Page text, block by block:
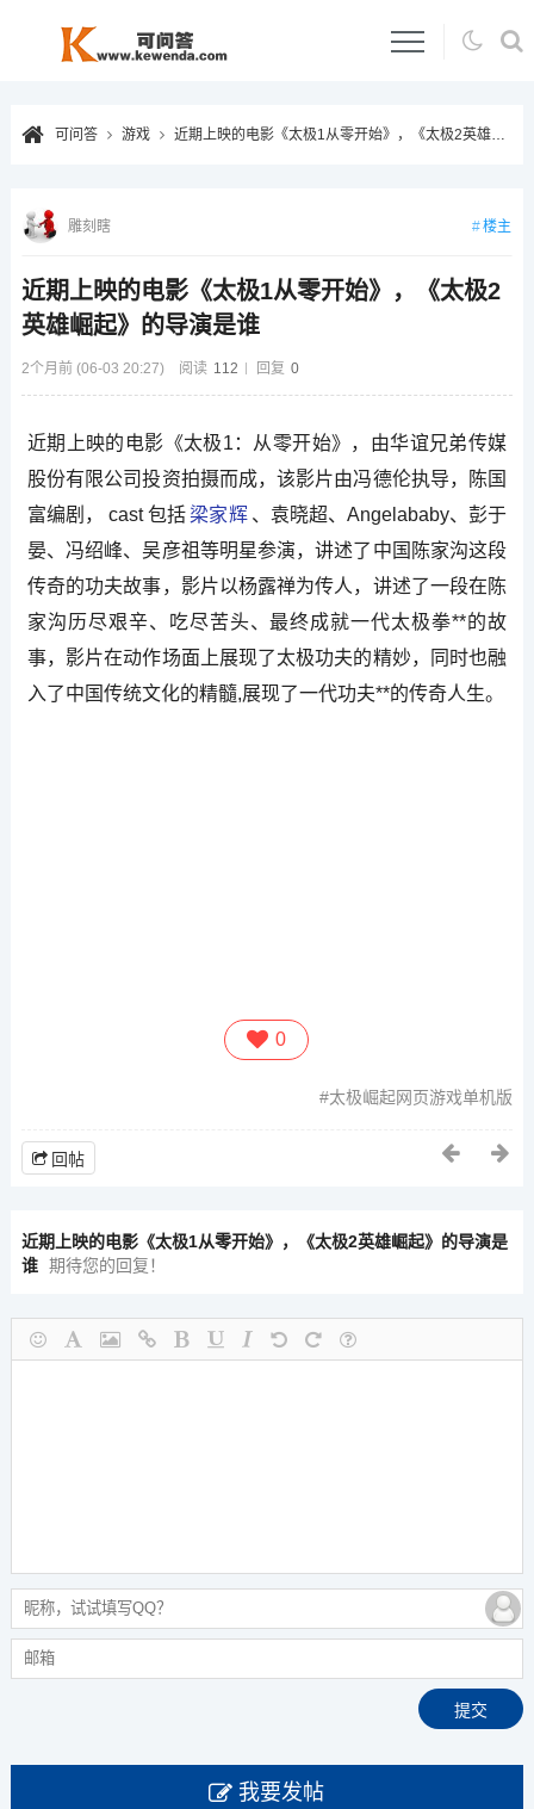
可问答 游戏 近期上映的电影《太极1从零开始》，《太极2英雄崛起》的导演是谁
近期上映的电影《太极1从零开始》，《太极2
英雄崛起》的导演是谁
2个月前 (06-03 20:27) 阅读 112 回复 0
雕刻瞎 楼主
近期上映的电影《太极1：从零开始》，由华谊兄弟传媒
股份有限公司投资拍摄而成，该影片由冯德伦执导，陈国
富编剧， cast 包括 梁家辉 、袁晓超、Angelababy、彭于
晏、冯绍峰、吴彦祖等明星参演，讲述了中国陈家沟这段
传奇的功夫故事，影片以杨露禅为传人，讲述了一段在陈
家沟历尽艰辛、吃尽苦头、最终成就一代太极拳**的故
事，影片在动作场面上展现了太极功夫的精妙，同时也融
入了中国传统文化的精髓,展现了一代功夫**的传奇人生。
0
太极崛起网页游戏单机版
回帖
近期上映的电影《太极1从零开始》，《太极2英雄崛起》的导演是
谁 期待您的回复！
我要发帖